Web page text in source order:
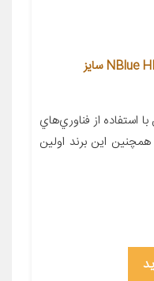
لاستیک خودرو نکسن مدل NBlue HD Plus سایز
استفاده از فناوري‌هاي
اين برند اولين